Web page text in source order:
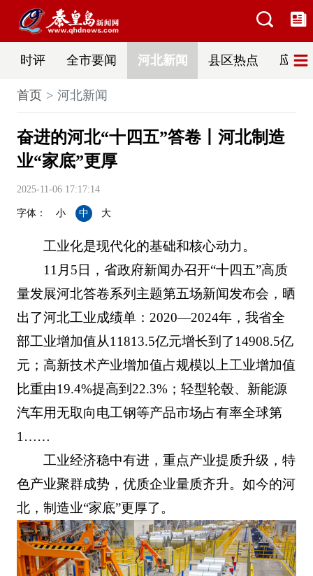
时评 全市要闻 河北新闻 县区热点 应急
首页 河北新闻
奋进的河北“十四五”答卷丨河北制造
业“家底”更厚
2025-11-06 17:17:14
字体： 小 中 大
工业化是现代化的基础和核心动力。
11月5日，省政府新闻办召开“十四五”高质
量发展河北答卷系列主题第五场新闻发布会，晒
出了河北工业成绩单：2020—2024年，我省全
部工业增加值从11813.5亿元增长到了14908.5亿
元；高新技术产业增加值占规模以上工业增加值
比重由19.4%提高到22.3%；轻型轮毂、新能源
汽车用无取向电工钢等产品市场占有率全球第
1……
工业经济稳中有进，重点产业提质升级，特
色产业聚群成势，优质企业量质齐升。如今的河
北，制造业“家底”更厚了。